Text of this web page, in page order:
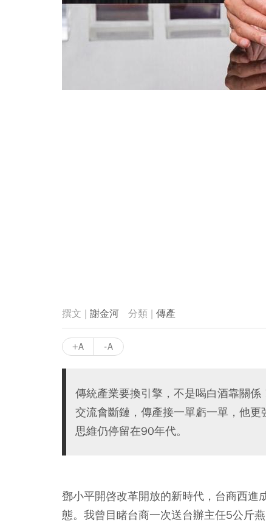
謝金河 傳產
+A -A
傳統產業要換引擎，不是喝白酒靠關
交流會斷鏈，傳產接一單虧一單，他
思維仍停留在90年代。
鄧小平開啓改革開放的新時代，台商西進
態。我曾目睹台商一次送台辦主任5公斤